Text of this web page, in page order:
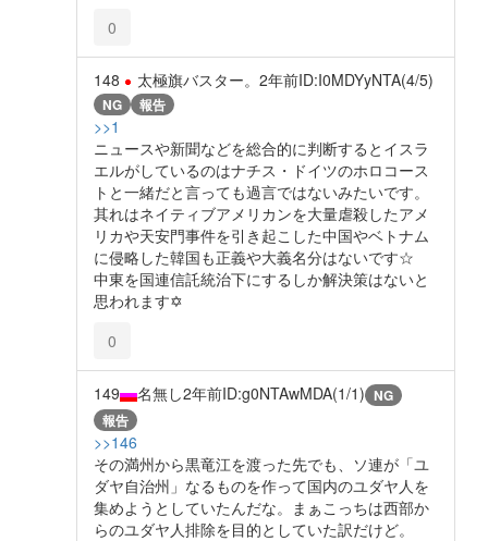
0
148 太極旗バスター。 2年前ID:I0MDYyNTA(4/5)
NG 報告
>>1
ニュースや新聞などを総合的に判断するとイスラ
エルがしているのはナチス・ドイツのホロコース
トと一緒だと言っても過言ではないみたいです。
其れはネイティブアメリカンを大量虐殺したアメ
リカや天安門事件を引き起こした中国やベトナム
に侵略した韓国も正義や大義名分はないです☆
中東を国連信託統治下にするしか解決策はないと
思われます✡
0
149 名無し2年前ID:g0NTAwMDA(1/1) NG
報告
>>146
その満州から黒竜江を渡った先でも、ソ連が「ユ
ダヤ自治州」なるものを作って国内のユダヤ人を
集めようとしていたんだな。まぁこっちは西部か
らのユダヤ人排除を目的としていた訳だけど。